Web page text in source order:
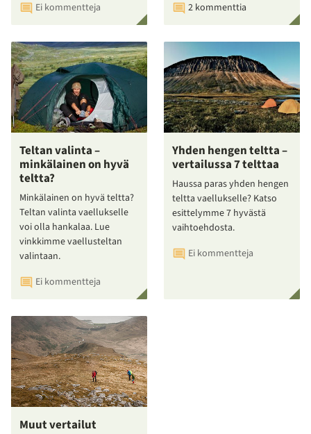
Ei kommentteja
2 kommenttia
Teltan valinta –
minkälainen on hyvä
teltta?
Minkälainen on hyvä teltta?
Teltan valinta vaellukselle
voi olla hankalaa. Lue
vinkkimme vaellusteltan
valintaan.
Ei kommentteja
Yhden hengen teltta –
vertailussa 7 telttaa
Haussa paras yhden hengen
teltta vaellukselle? Katso
esittelymme 7 hyvästä
vaihtoehdosta.
Ei kommentteja
Muut vertailut